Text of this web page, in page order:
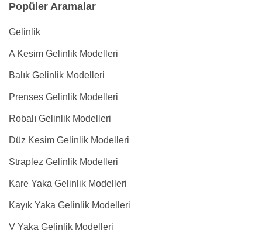
Popüler Aramalar
Gelinlik
A Kesim Gelinlik Modelleri
Balık Gelinlik Modelleri
Prenses Gelinlik Modelleri
Robalı Gelinlik Modelleri
Düz Kesim Gelinlik Modelleri
Straplez Gelinlik Modelleri
Kare Yaka Gelinlik Modelleri
Kayık Yaka Gelinlik Modelleri
V Yaka Gelinlik Modelleri